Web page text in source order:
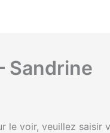
Sandrine
le voir, veuillez saisir